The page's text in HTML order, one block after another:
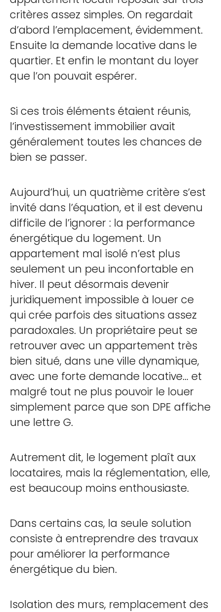
critères assez simples. On regardait
d’abord l’emplacement, évidemment.
Ensuite la demande locative dans le
quartier. Et enfin le montant du loyer
que l’on pouvait espérer.
Si ces trois éléments étaient réunis,
l’investissement immobilier avait
généralement toutes les chances de
bien se passer.
Aujourd’hui, un quatrième critère s’est
invité dans l’équation, et il est devenu
difficile de l’ignorer : la performance
énergétique du logement. Un
appartement mal isolé n’est plus
seulement un peu inconfortable en
hiver. Il peut désormais devenir
juridiquement impossible à louer ce
qui crée parfois des situations assez
paradoxales. Un propriétaire peut se
retrouver avec un appartement très
bien situé, dans une ville dynamique,
avec une forte demande locative… et
malgré tout ne plus pouvoir le louer
simplement parce que son DPE affiche
une lettre G.
Autrement dit, le logement plaît aux
locataires, mais la réglementation, elle,
est beaucoup moins enthousiaste.
Dans certains cas, la seule solution
consiste à entreprendre des travaux
pour améliorer la performance
énergétique du bien.
Isolation des murs, remplacement des